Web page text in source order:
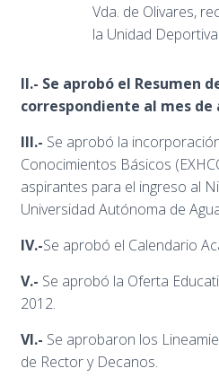
Vda. de Olivares,
la Unidad Deportiva.
II.- Se aprobó el Resumen
correspondiente al mes de
III.- Se aprobó la
Conocimientos Básicos
aspirantes para el ingreso al
Universidad Autónoma de
IV.-Se aprobó el Calendario
V.- Se aprobó la Oferta
2012.
VI.- Se aprobaron los
de Rector y Decanos.